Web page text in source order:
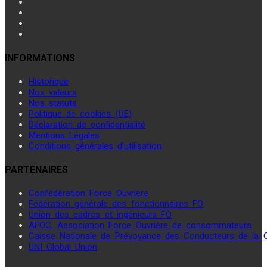
INFORMATIONS
Historique
Nos valeurs
Nos statuts
Politique de cookies (UE)
Déclaration de confidentialité
Mentions Légales
Conditions générales d’utilisation
PARTENAIRES
Confédération Force Ouvrière
Fédération générale des fonctionnaires FO
Union des cadres et ingénieurs FO
AFOC, Association Force Ouvrière de consommateurs
Caisse Nationale de Prévoyance des Conducteurs de la
UNI Global Union